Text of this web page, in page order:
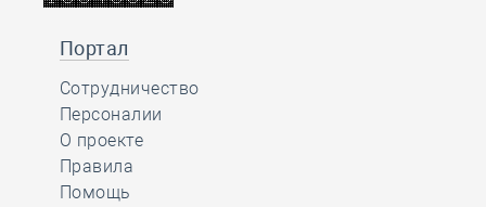
Портал
Сотрудничество
Персоналии
О проекте
Правила
Помощь